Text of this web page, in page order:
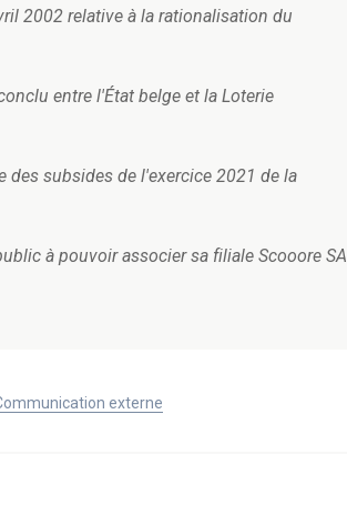
2002 relative à la rationalisation du
entre l'État belge et la Loterie
des subsides de l'exercice 2021 de la
à pouvoir associer sa filiale Scooore SA
externe